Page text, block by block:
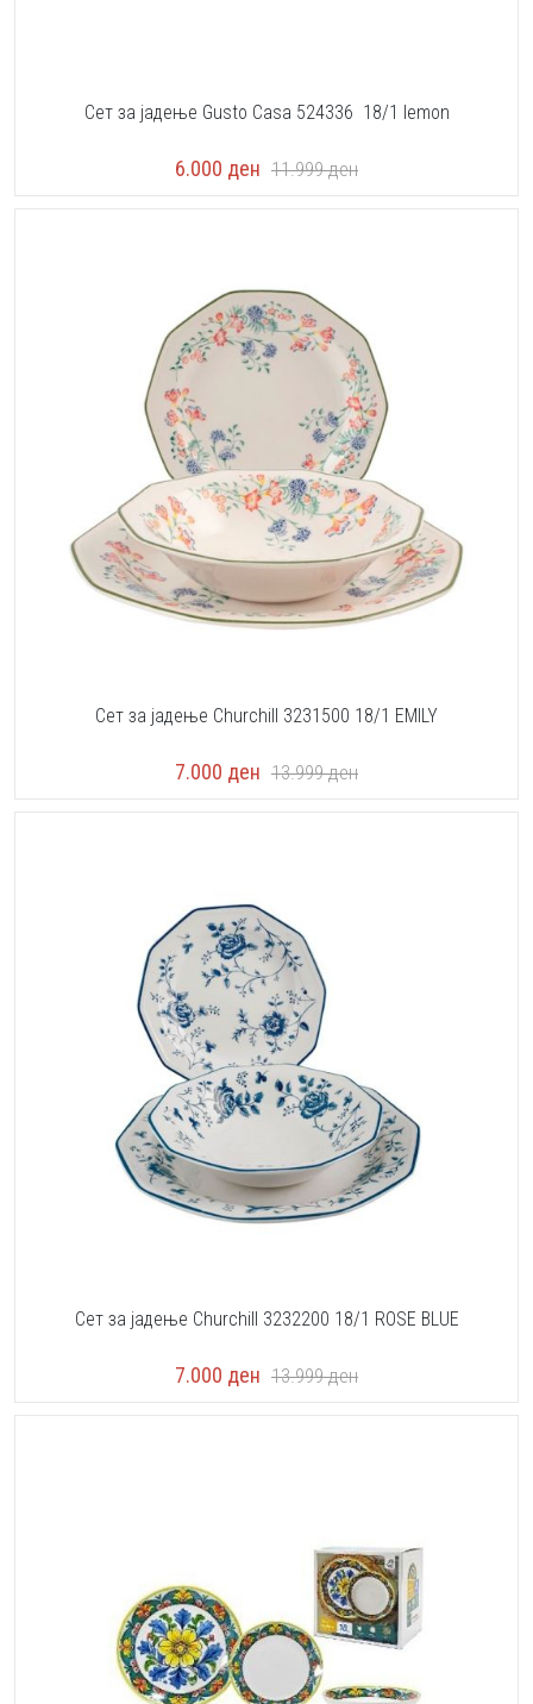
Сет за јадење Gusto Casa 524336 18/1 lemon
6.000 ден 11.999ден
Сет за јадење Churchill 3231500 18/1 EMILY
7.000 ден 13.999ден
Сет за јадење Churchill 3232200 18/1 ROSE BLUE
7.000 ден 13.999ден